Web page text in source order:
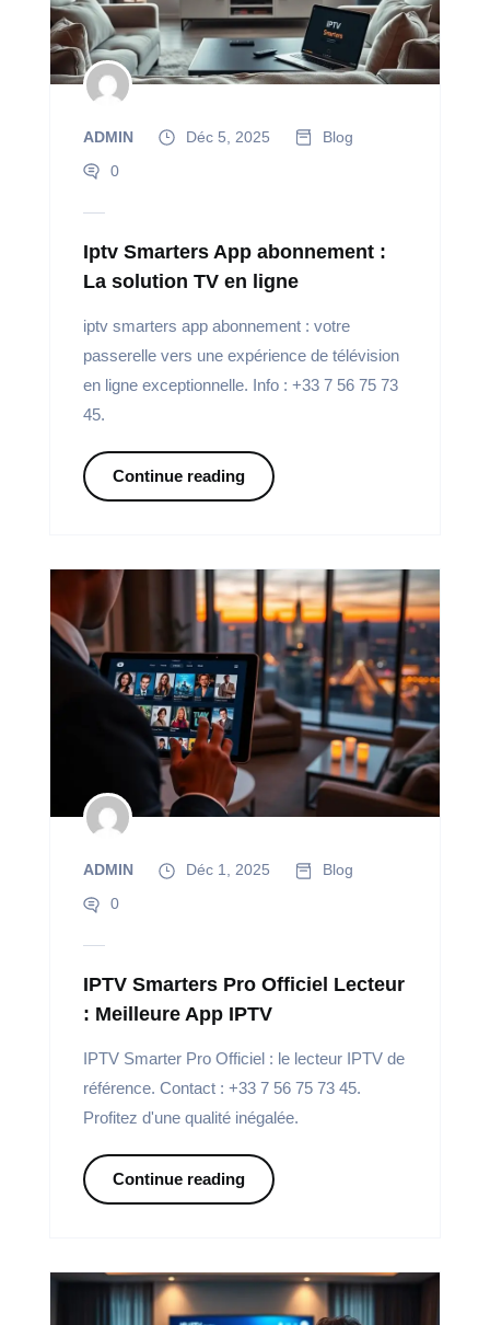
ADMIN Déc 5, 2025
Blog
0
Iptv Smarters App abonnement :
La solution TV en ligne
iptv smarters app abonnement : votre
passerelle vers une expérience de télévision
en ligne exceptionnelle. Info : +33 7 56 75 73
45.
Continue reading
ADMIN Déc 1, 2025
Blog
0
IPTV Smarters Pro Officiel Lecteur
: Meilleure App IPTV
IPTV Smarter Pro Officiel : le lecteur IPTV de
référence. Contact : +33 7 56 75 73 45.
Profitez d'une qualité inégalée.
Continue reading